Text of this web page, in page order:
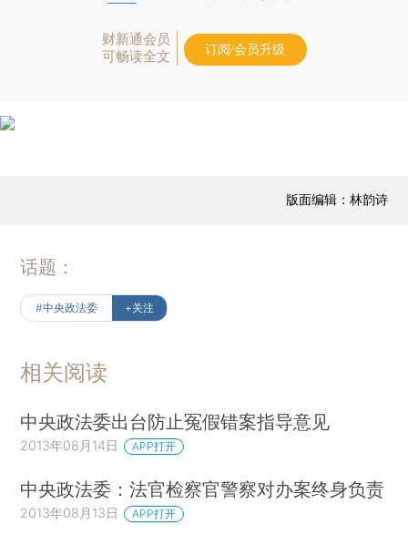
财新通会员
可畅读全文
订阅/会员升级
版面编辑：林韵诗
话题：
#中央政法委 +关注
相关阅读
中央政法委出台防止冤假错案指导意见
2013年08月14日 APP打开
中央政法委：法官检察官警察对办案终身负责
2013年08月13日 APP打开